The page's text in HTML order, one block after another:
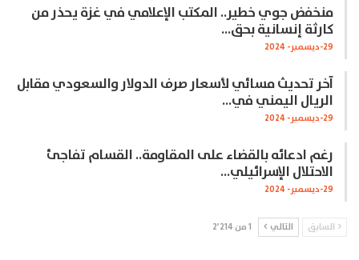
منخفض جوي خطير.. المكتب الإعلامي في غزة يحذر من
كارثة إنسانية بحق…
29-ديسمبر- 2024
آخر تحديث مسائي لأسعار صرف الدولار والسعودي مقابل
الريال اليمني في…
29-ديسمبر- 2024
رغم ادعائه بالقضاء على المقاومة.. القسام تفاجئ
الاحتلال الإسرائيلي…
29-ديسمبر- 2024
السابق التالي 1 من 2٬214